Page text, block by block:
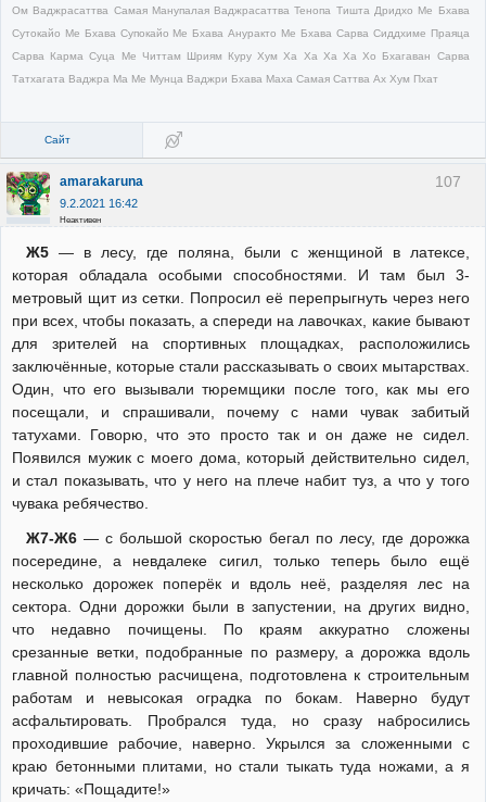
Ом Ваджрасаттва Самая Манупалая Ваджрасаттва Тенопа Тишта Дридхо Ме Бхава
Сутокайо Ме Бхава Супокайо Ме Бхава Ануракто Ме Бхава Сарва Сиддхиме Праяца
Сарва Карма Суца Ме Читтам Шриям Куру Хум Ха Ха Ха Ха Хо Бхагаван Сарва
Татхагата Ваджра Ма Ме Мунца Ваджри Бхава Маха Самая Саттва Ах Хум Пхат
Сайт
107
amarakaruna
9.2.2021 16:42
Неактивен
Ж5— в лесу, где поляна, были с женщиной в латексе,
которая обладала особыми способностями. И там был 3-
метровый щит из сетки. Попросил её перепрыгнуть через него
при всех, чтобы показать, а спереди на лавочках, какие бывают
для зрителей на спортивных площадках, расположились
заключённые, которые стали рассказывать о своих мытарствах.
Один, что его вызывали тюремщики после того, как мы его
посещали, и спрашивали, почему с нами чувак забитый
татухами. Говорю, что это просто так и он даже не сидел.
Появился мужик с моего дома, который действительно сидел,
и стал показывать, что у него на плече набит туз, а что у того
чувака ребячество.
Ж7-Ж6— с большой скоростью бегал по лесу, где дорожка
посередине, а невдалеке сигил, только теперь было ещё
несколько дорожек поперёк и вдоль неё, разделяя лес на
сектора. Одни дорожки были в запустении, на других видно,
что недавно почищены. По краям аккуратно сложены
срезанные ветки, подобранные по размеру, а дорожка вдоль
главной полностью расчищена, подготовлена к строительным
работам и невысокая оградка по бокам. Наверно будут
асфальтировать. Пробрался туда, но сразу набросились
проходившие рабочие, наверно. Укрылся за сложенными с
краю бетонными плитами, но стали тыкать туда ножами, а я
кричать: «Пощадите!»